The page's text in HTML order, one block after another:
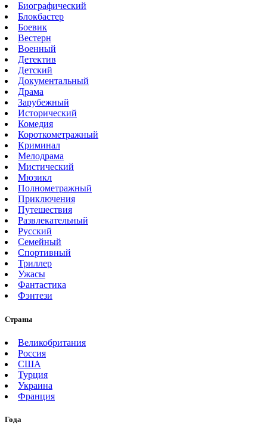
Биографический
Блокбастер
Боевик
Вестерн
Военный
Детектив
Детский
Документальный
Драма
Зарубежный
Исторический
Комедия
Короткометражный
Криминал
Мелодрама
Мистический
Мюзикл
Полнометражный
Приключения
Путешествия
Развлекательный
Русский
Семейный
Спортивный
Триллер
Ужасы
Фантастика
Фэнтези
Страны
Великобритания
Россия
США
Турция
Украина
Франция
Года